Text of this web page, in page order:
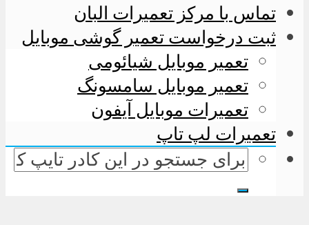
تماس با مرکز تعمیرات البان
ثبت درخواست تعمیر گوشی موبایل
تعمیر موبایل شیائومی
تعمیر موبایل سامسونگ
تعمیرات موبایل آیفون
تعمیرات لپ تاپ